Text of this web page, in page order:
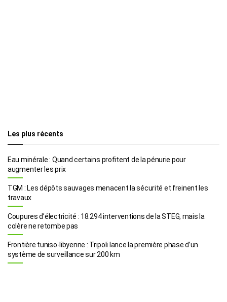
Les plus récents
Eau minérale : Quand certains profitent de la pénurie pour
augmenter les prix
TGM : Les dépôts sauvages menacent la sécurité et freinent les
travaux
Coupures d’électricité : 18.294 interventions de la STEG, mais la
colère ne retombe pas
Frontière tuniso-libyenne : Tripoli lance la première phase d’un
système de surveillance sur 200 km